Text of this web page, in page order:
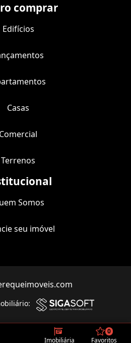
Filtro
comprar
Edifícios
Casas
Comercial
Terrenos
Somos
seu imóvel
Imobiliária
0
Favoritos